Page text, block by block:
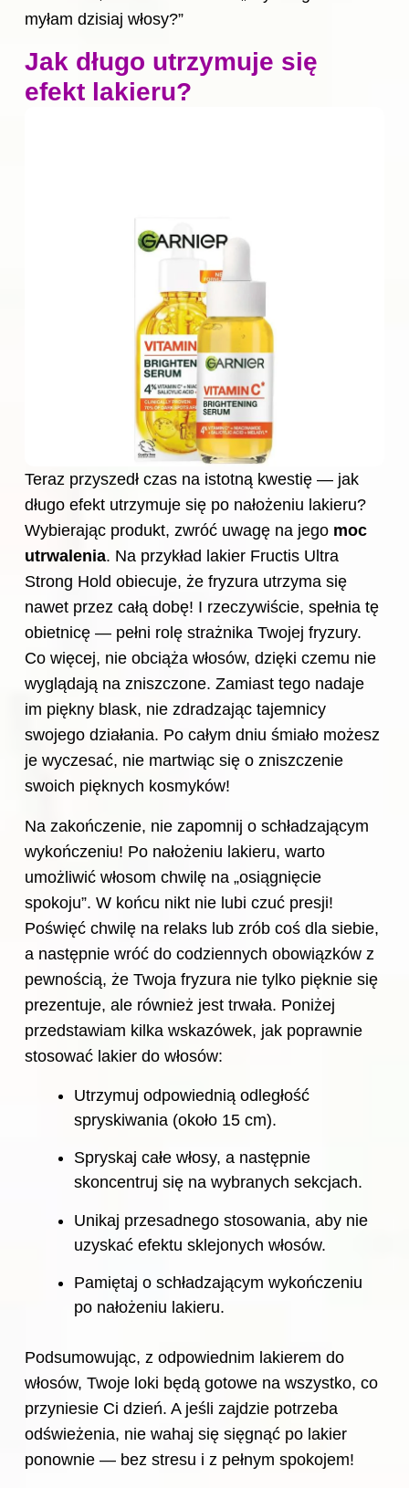
myłam dzisiaj włosy?”
Jak długo utrzymuje się
efekt lakieru?
Teraz przyszedł czas na istotną kwestię — jak
długo efekt utrzymuje się po nałożeniu lakieru?
Wybierając produkt, zwróć uwagę na jego moc
utrwalenia. Na przykład lakier Fructis Ultra
Strong Hold obiecuje, że fryzura utrzyma się
nawet przez całą dobę! I rzeczywiście, spełnia tę
obietnicę — pełni rolę strażnika Twojej fryzury.
Co więcej, nie obciąża włosów, dzięki czemu nie
wyglądają na zniszczone. Zamiast tego nadaje
im piękny blask, nie zdradzając tajemnicy
swojego działania. Po całym dniu śmiało możesz
je wyczesać, nie martwiąc się o zniszczenie
swoich pięknych kosmyków!
Na zakończenie, nie zapomnij o schładzającym
wykończeniu! Po nałożeniu lakieru, warto
umożliwić włosom chwilę na „osiągnięcie
spokoju”. W końcu nikt nie lubi czuć presji!
Poświęć chwilę na relaks lub zrób coś dla siebie,
a następnie wróć do codziennych obowiązków z
pewnością, że Twoja fryzura nie tylko pięknie się
prezentuje, ale również jest trwała. Poniżej
przedstawiam kilka wskazówek, jak poprawnie
stosować lakier do włosów:
Utrzymuj odpowiednią odległość
spryskiwania (około 15 cm).
Spryskaj całe włosy, a następnie
skoncentruj się na wybranych sekcjach.
Unikaj przesadnego stosowania, aby nie
uzyskać efektu sklejonych włosów.
Pamiętaj o schładzającym wykończeniu
po nałożeniu lakieru.
Podsumowując, z odpowiednim lakierem do
włosów, Twoje loki będą gotowe na wszystko, co
przyniesie Ci dzień. A jeśli zajdzie potrzeba
odświeżenia, nie wahaj się sięgnąć po lakier
ponownie — bez stresu i z pełnym spokojem!